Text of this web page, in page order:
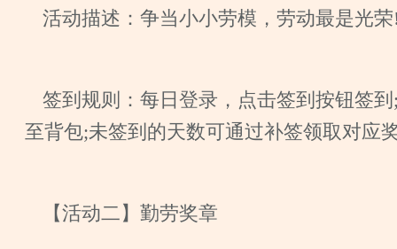
活动描述：争当小小劳模，劳动最是光
签到规则：每日登录，点击签到按钮签
至背包;未签到的天数可通过补签领取对应
【活动二】勤劳奖章